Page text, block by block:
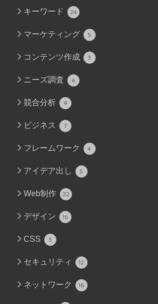
キーワード 24
マーケティング 5
コンテンツ作成 3
ニーズ調査 6
競合分析 9
ビジネス 7
フレームワーク 4
アイデア出し 5
Web制作 22
デザイン 16
CSS 3
セキュリティ 12
ネットワーク 16